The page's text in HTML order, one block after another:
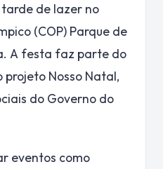
de lazer no
(COP) Parque de
A festa faz parte do
Nosso Natal,
do Governo do
eventos como